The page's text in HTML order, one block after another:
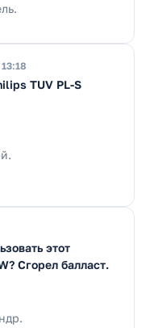
TUV PL-S
этот
Сгорел балласт.